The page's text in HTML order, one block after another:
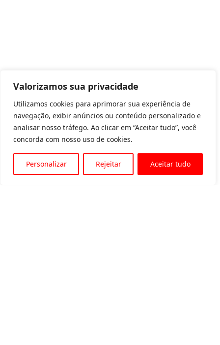
Valorizamos sua privacidade
Utilizamos cookies para aprimorar sua experiência de
navegação, exibir anúncios ou conteúdo personalizado e
analisar nosso tráfego. Ao clicar em “Aceitar tudo”, você
concorda com nosso uso de cookies.
Personalizar Rejeitar Aceitar tudo